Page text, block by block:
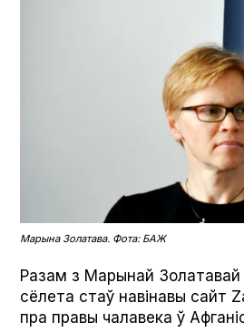
Марына Золатава. Фота: БАЖ
Разам з Марынай Золатавай
сёлета стаў навінавы сайт
пра правы чалавека ў